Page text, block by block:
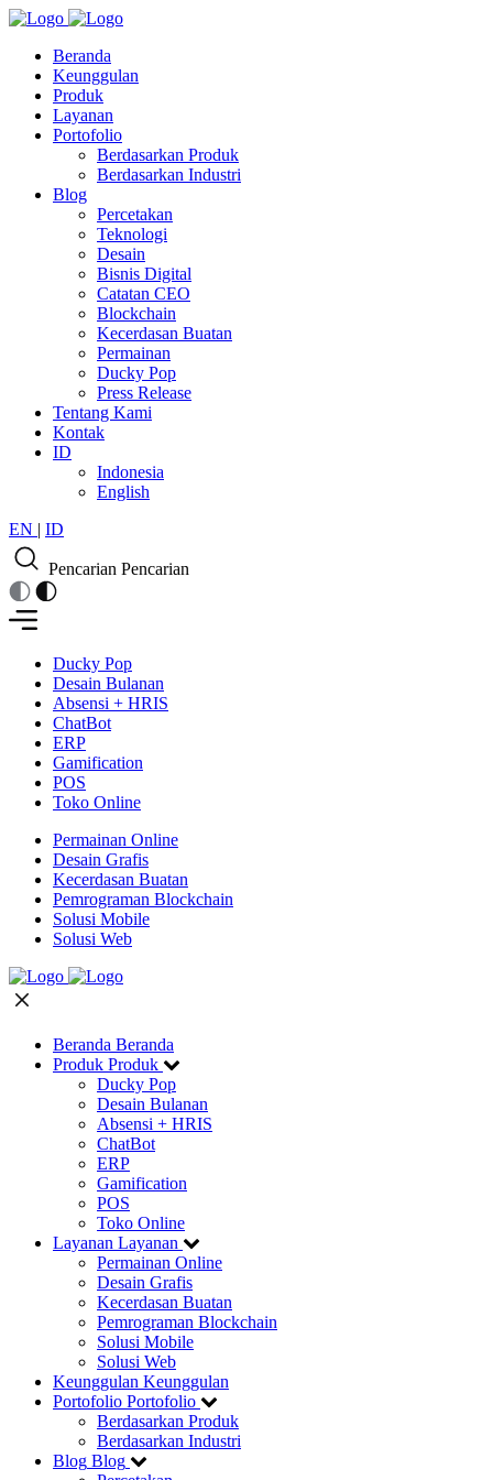
Beranda
Keunggulan
Produk
Layanan
Portofolio
Berdasarkan Produk
Berdasarkan Industri
Blog
Percetakan
Teknologi
Desain
Bisnis Digital
Catatan CEO
Blockchain
Kecerdasan Buatan
Permainan
Ducky Pop
Press Release
Tentang Kami
Kontak
ID
Indonesia
English
EN | ID
Pencarian Pencarian
Ducky Pop
Desain Bulanan
Absensi + HRIS
ChatBot
ERP
Gamification
POS
Toko Online
Permainan Online
Desain Grafis
Kecerdasan Buatan
Pemrograman Blockchain
Solusi Mobile
Solusi Web
Beranda Beranda
Produk Produk
Ducky Pop
Desain Bulanan
Absensi + HRIS
ChatBot
ERP
Gamification
POS
Toko Online
Layanan Layanan
Permainan Online
Desain Grafis
Kecerdasan Buatan
Pemrograman Blockchain
Solusi Mobile
Solusi Web
Keunggulan Keunggulan
Portofolio Portofolio
Berdasarkan Produk
Berdasarkan Industri
Blog Blog